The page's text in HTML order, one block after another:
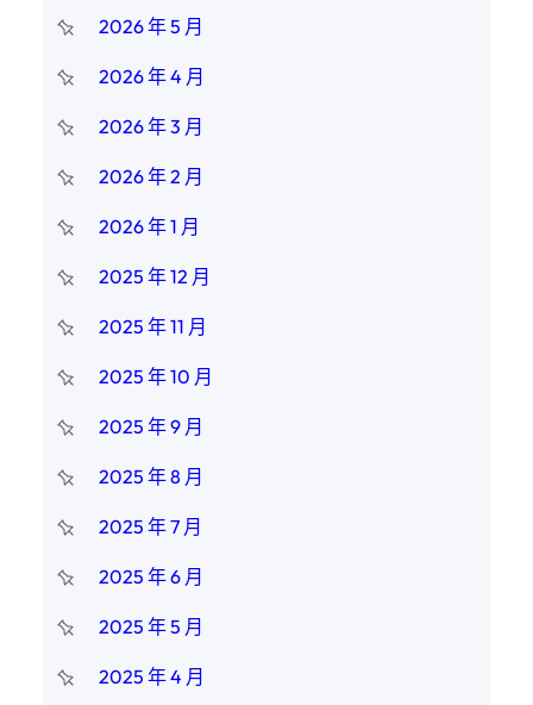
2026 年 5 月
2026 年 4 月
2026 年 3 月
2026 年 2 月
2026 年 1 月
2025 年 12 月
2025 年 11 月
2025 年 10 月
2025 年 9 月
2025 年 8 月
2025 年 7 月
2025 年 6 月
2025 年 5 月
2025 年 4 月